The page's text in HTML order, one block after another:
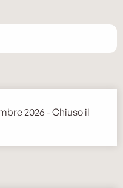
2026 - Chiuso il